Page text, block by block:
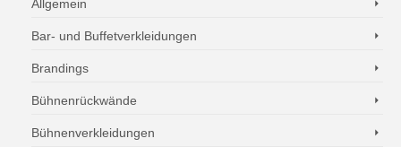
Allgemein
Bar- und Buffetverkleidungen
Brandings
Bühnenrückwände
Bühnenverkleidungen